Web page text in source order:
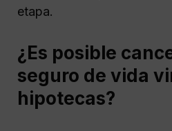
etapa.
¿Es posible
seguro de vida
hipotecas?